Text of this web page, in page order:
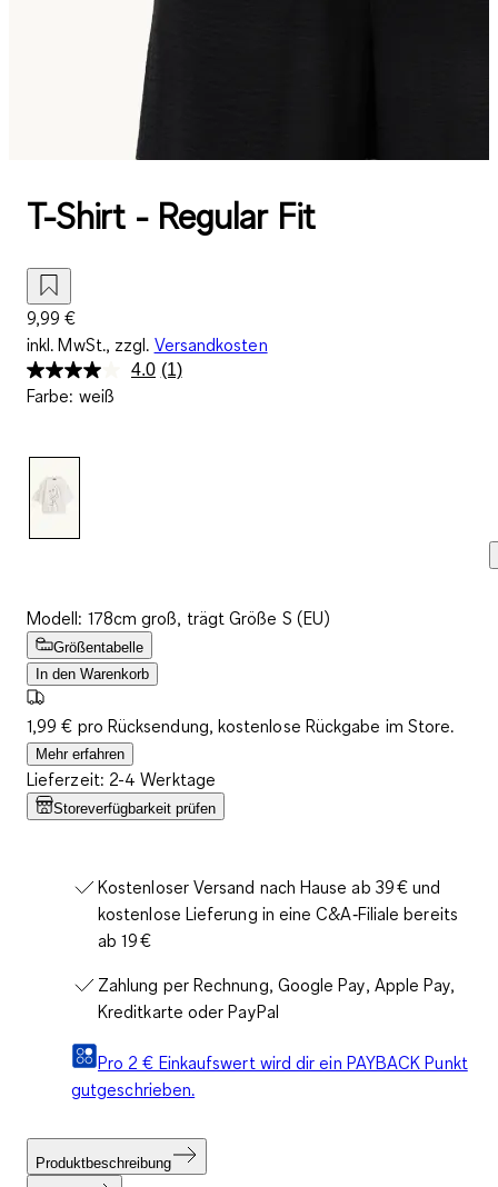
T-Shirt - Regular Fit
9,99 €
inkl. MwSt., zzgl. Versandkosten
4.0 Bewertung
(1)
Farbe: weiß
Modell: 178cm groß, trägt Größe S (EU)
Größentabelle
In den Warenkorb
1,99 € pro Rücksendung, kostenlose Rückgabe im Store.
Mehr erfahren
Lieferzeit: 2-4 Werktage
Storeverfügbarkeit prüfen
Kostenloser Versand nach Hause ab 39 € und
kostenlose Lieferung in eine C&A‑Filiale bereits
ab 19 €
Zahlung per Rechnung, Google Pay, Apple Pay,
Kreditkarte oder PayPal
Pro 2 € Einkaufswert wird dir ein PAYBACK Punkt
gutgeschrieben.
Produktbeschreibung